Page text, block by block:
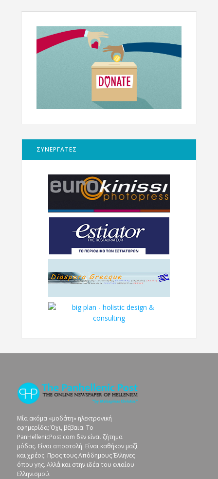
ΣΥΝΕΡΓΑΤΕΣ
Μία ακόμα «μοδάτη» ηλεκτρονική
εφημερίδα; Όχι, βέβαια. To
PanHellenicPost.com δεν είναι ζήτημα
μόδας. Είναι αποστολή. Είναι καθήκον μαζί
και χρέος. Προς τους Απόδημους Έλληνες
όπου γης. Αλλά και στην ιδέα του ενιαίου
Ελληνισμού.